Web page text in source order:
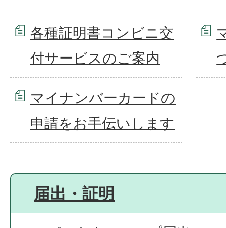
各種証明書コンビニ交
付サービスのご案内
マイナンバーカードの
申請をお手伝いします
届出・証明